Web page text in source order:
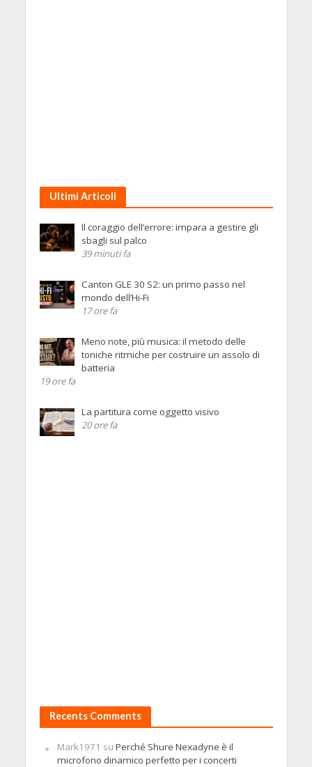
Ultimi Articoli
Il coraggio dell’errore: impara a gestire gli
sbagli sul palco
39 minuti fa
Canton GLE 30 S2: un primo passo nel
mondo dell’Hi-Fi
17 ore fa
Meno note, più musica: il metodo delle
toniche ritmiche per costruire un assolo di
batteria
19 ore fa
La partitura come oggetto visivo
20 ore fa
Recents Comments
Mark1971 su Perché Shure Nexadyne è il
microfono dinamico perfetto per i concerti